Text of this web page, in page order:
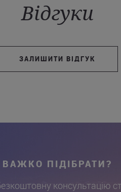
Відгуки
ЗАЛИШИТИ ВІДГУК
ВАЖКО ПІДІБРАТИ?
консультацію